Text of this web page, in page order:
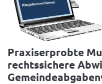
Praxiserprobte
rechtssichere